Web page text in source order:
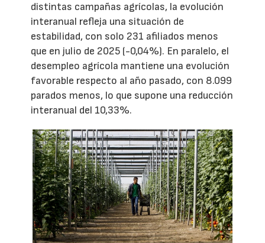
distintas campañas agrícolas, la evolución
interanual refleja una situación de
estabilidad, con solo 231 afiliados menos
que en julio de 2025 (-0,04%). En paralelo, el
desempleo agrícola mantiene una evolución
favorable respecto al año pasado, con 8.099
parados menos, lo que supone una reducción
interanual del 10,33%.